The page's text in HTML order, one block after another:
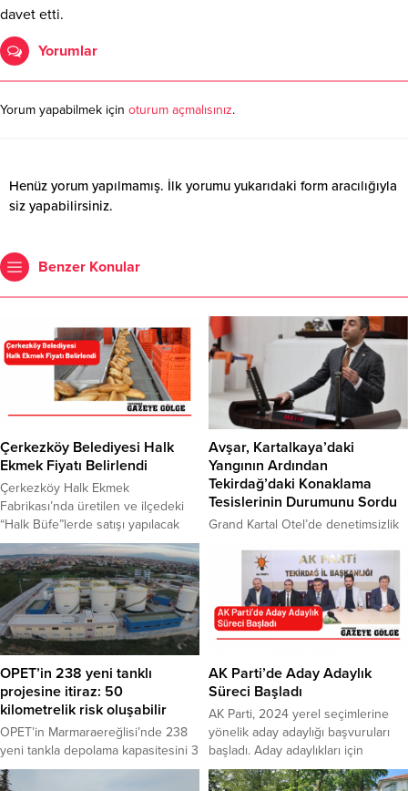
davet etti.
Yorumlar
Yorum yapabilmek için oturum açmalısınız.
Henüz yorum yapılmamış. İlk yorumu yukarıdaki form aracılığıyla
siz yapabilirsiniz.
Benzer Konular
Çerkezköy Belediyesi Halk
Ekmek Fiyatı Belirlendi
Çerkezköy Halk Ekmek
Fabrikası’nda üretilen ve ilçedeki
“Halk Büfe”lerde satışı yapılacak
olan 220 gram ekmeğin 3 TL’den
satılması kararlaştırıldı. Halk pide de
yeni hafta itibariyle satışa
sunulacak. Pidenin fiyatı da
önümüzdeki günlerde açıklanacak.
Çerkezköy Belediyesi’nin iştirak
şirketi olan Çerkezköy Belediyesi
Gıda, Sanayi ve Halk Ekmek A.Ş.’nin
kaba inşaatı tamamen biten...
Avşar, Kartalkaya’daki
Yangının Ardından
Tekirdağ’daki Konaklama
Tesislerinin Durumunu Sordu
Grand Kartal Otel’de denetimsizlik
yaşanan faciaya dikkat çeken DEVA
Partili Avşar; “Tekirdağ’daki turizm
ve konaklama tesislerinde gerekli
denetimler yapılıyor mu?” DEVA
Partisi Genel Başkan Yardımcısı ve
Tekirdağ’daki turizm ve konaklama
tesislerinin afetlere karşı dirençlilik
durumunu Meclis gündemine
taşıdı. Avşar, Kültür...
OPET’in 238 yeni tanklı
projesine itiraz: 50
kilometrelik risk oluşabilir
OPET’in Marmaraereğlisi’nde 238
yeni tankla depolama kapasitesini 3
milyon metreküpün üzerine
çıkarmayı planladığı projeye ilişkin
AK Parti’de Aday Adaylık
Süreci Başladı
AK Parti, 2024 yerel seçimlerine
yönelik aday adaylığı başvuruları
başladı. Aday adaylıkları için
belirlenen bağışlar ise Gazze’de
insani ihtiyaçların karşılanması için